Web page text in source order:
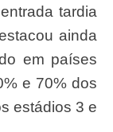
tardia
ainda
em países
e 70% dos
estádios 3 e